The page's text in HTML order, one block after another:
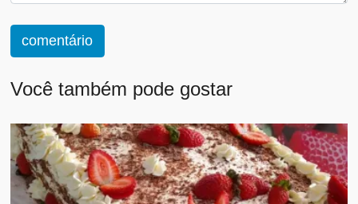
comentário
Você também pode gostar